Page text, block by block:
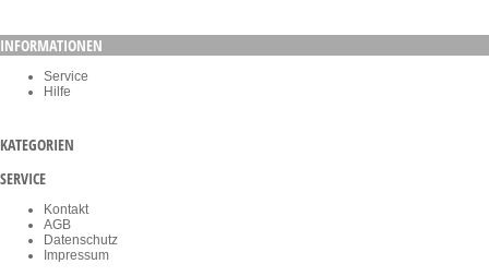
INFORMATIONEN
Service
Hilfe
KATEGORIEN
SERVICE
Kontakt
AGB
Datenschutz
Impressum